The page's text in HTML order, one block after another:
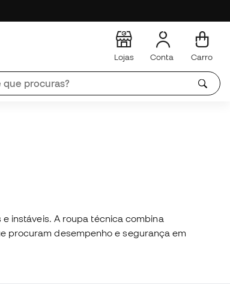
Lojas Conta Carro
instáveis. A roupa técnica combina
procuram desempenho e segurança em